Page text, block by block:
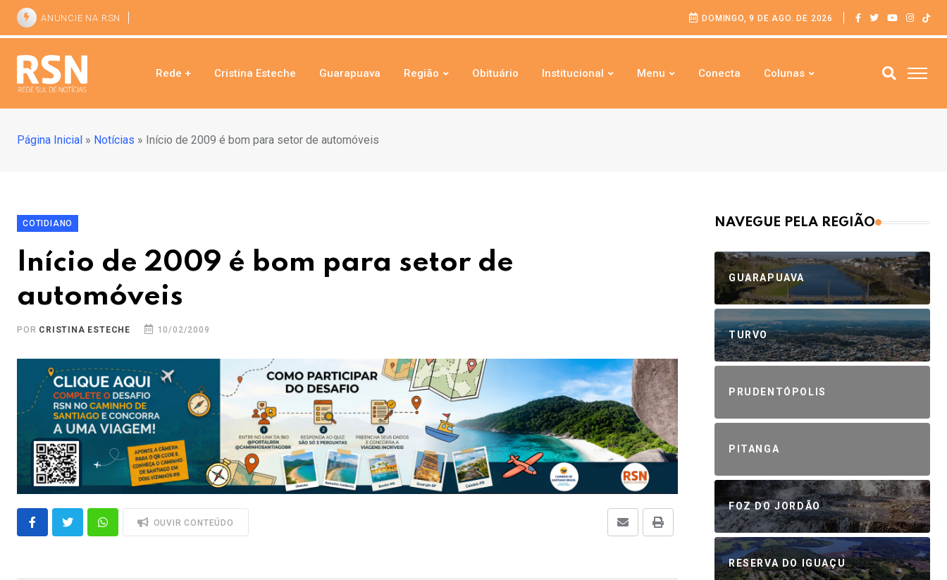
ANUNCIE NA RSN DOMINGO, 9 DE AGO. DE 2026
Rede + Cristina Esteche Guarapuava Região Obituário Institucional Menu Conecta Colunas
Página Inicial » Notícias » Início de 2009 é bom para setor de automóveis
COTIDIANO
Início de 2009 é bom para setor de
automóveis
POR CRISTINA ESTECHE 10/02/2009
OUVIR CONTEÚDO
NAVEGUE PELA REGIÃO
GUARAPUAVA
TURVO
PRUDENTÓPOLIS
PITANGA
FOZ DO JORDÃO
RESERVA DO IGUAÇU